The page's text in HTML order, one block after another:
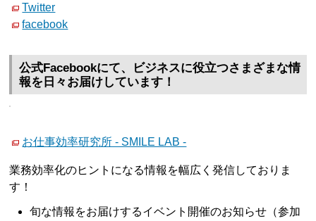
Twitter
facebook
公式Facebookにて、ビジネスに役立つさまざまな情
報を日々お届けしています！
お仕事効率研究所 - SMILE LAB -
業務効率化のヒントになる情報を幅広く発信しておりま
す！
旬な情報をお届けするイベント開催のお知らせ（参加